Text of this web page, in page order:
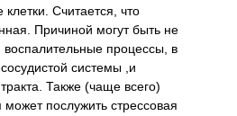
клетки. Считается, что
Причиной могут быть не
процессы, в
системы ,и
Также (чаще всего)
послужить стрессовая